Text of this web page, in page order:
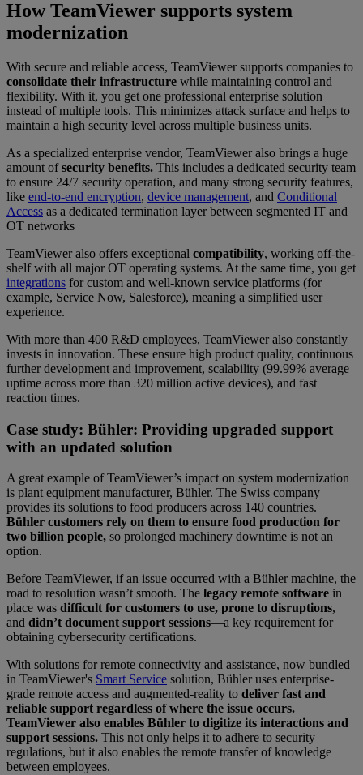
How TeamViewer supports system
modernization
With secure and reliable access, TeamViewer supports companies to
consolidate their infrastructure while maintaining control and
flexibility. With it, you get one professional enterprise solution
instead of multiple tools. This minimizes attack surface and helps to
maintain a high security level across multiple business units.
As a specialized enterprise vendor, TeamViewer also brings a huge
amount ofsecurity benefits. This includes a dedicated security team
to ensure 24/7 security operation, and many strong security features,
like end-to-end encryption, device management, and Conditional
Access as a dedicated termination layer between segmented IT and
OT networks
TeamViewer also offers exceptional compatibility, working off-the-
shelf with all major OT operating systems. At the same time, you get
integrations for custom and well-known service platforms (for
example, Service Now, Salesforce), meaning a simplified user
experience.
With more than 400 R&D employees, TeamViewer also constantly
invests in innovation. These ensure high product quality, continuous
further development and improvement, scalability (99.99% average
uptime across more than 320 million active devices), and fast
reaction times.
Case study: Bühler: Providing upgraded support
with an updated solution
A great example of TeamViewer’s impact on system modernization
is plant equipment manufacturer, Bühler. The Swiss company
provides its solutions to food producers across 140 countries.
Bühler customers rely on them to ensure food production for
two billion people, so prolonged machinery downtime is not an
option.
Before TeamViewer, if an issue occurred with a Bühler machine, the
road to resolution wasn’t smooth. The legacy remote software in
place was difficult for customers to use, prone to disruptions,
and didn’t document support sessions—a key requirement for
obtaining cybersecurity certifications.
With solutions for remote connectivity and assistance, now bundled
in TeamViewer's Smart Service solution, Bühler uses enterprise-
grade remote access and augmented-reality to deliver fast and
reliable support regardless of where the issue occurs.
TeamViewer also enables Bühler to digitize its interactions and
support sessions. This not only helps it to adhere to security
regulations, but it also enables the remote transfer of knowledge
between employees.